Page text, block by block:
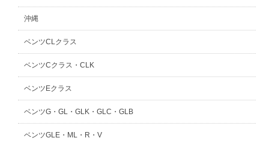
沖縄
ベンツCLクラス
ベンツCクラス・CLK
ベンツEクラス
ベンツG・GL・GLK・GLC・GLB
ベンツGLE・ML・R・V